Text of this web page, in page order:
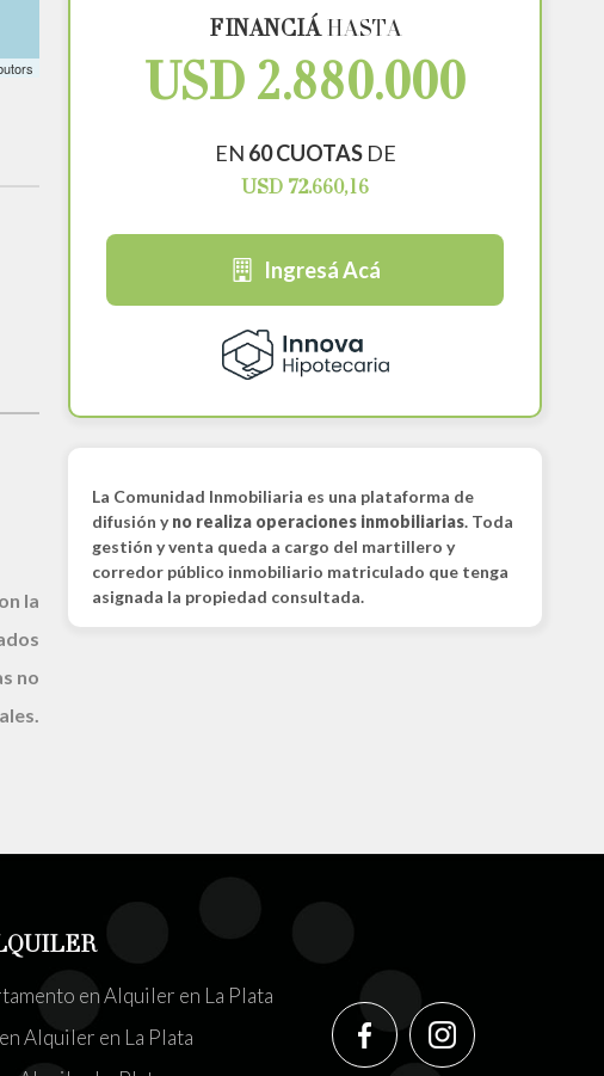
la
no
FINANCIÁHASTA
USD 2.880.000
EN 60 CUOTASDE
USD 72.660,16
Ingresá Acá
La Comunidad Inmobiliaria es una plataforma de
difusión yno realiza operaciones inmobiliarias. Toda
gestión y venta queda a cargo del martillero y
corredor público inmobiliario matriculado que tenga
asignada la propiedad consultada.
en Alquiler en La Plata
Alquiler en La Plata